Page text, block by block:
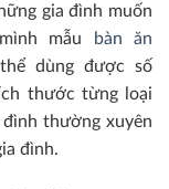
gia đình muốn
mẫu
bàn ăn
dùng được số
thước từng loại
thường xuyên
đình.